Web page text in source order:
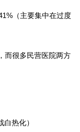
（主要集中在过度
很多民营医院两方
热化）